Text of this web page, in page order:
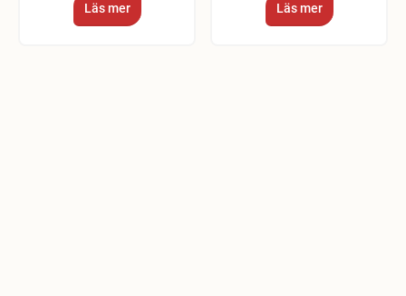
Läs mer Läs mer